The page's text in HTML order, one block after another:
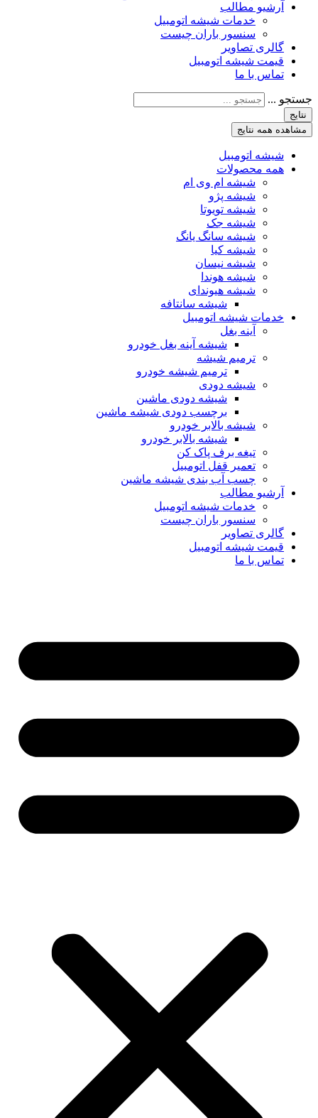
آرشیو مطالب
خدمات شیشه اتومبیل
سنسور باران چیست
گالری تصاویر
قیمت شیشه اتومبیل
تماس با ما
جستجو ...
نتایج
مشاهده همه نتایج
شیشه اتومبیل
همه محصولات
شیشه ام وی ام
شیشه پژو
شیشه تویوتا
شیشه جک
شیشه سانگ یانگ
شیشه کیا
شیشه نیسان
شیشه هوندا
شیشه هیوندای
شیشه سانتافه
خدمات شیشه اتومبیل
آینه بغل
شیشه آینه بغل خودرو
ترمیم شیشه
ترمیم شیشه خودرو
شیشه دودی
شیشه دودی ماشین
برچسب دودی شیشه ماشین
شیشه بالابر خودرو
شیشه بالابر خودرو
تیغه برف پاک کن
تعمیر قفل اتومبیل
چسب آب بندی شیشه ماشین
آرشیو مطالب
خدمات شیشه اتومبیل
سنسور باران چیست
گالری تصاویر
قیمت شیشه اتومبیل
تماس با ما